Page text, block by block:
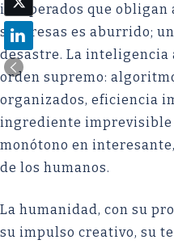
inesperados que obligan
sorpresas es aburrido;
desastre. La
orden supremo:
organizados, eficiencia
ingrediente imprevisible
monótono en
de los humanos.
La humanidad, con su
su impulso creativo, su